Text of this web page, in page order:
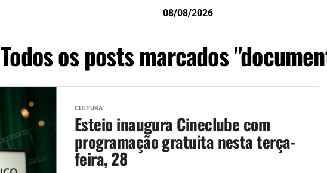
08/08/2026
Todos os posts marcados
CULTURA
Esteio inaugura Cineclube com
programação gratuita nesta terça-
feira, 28